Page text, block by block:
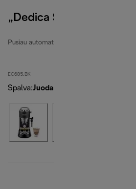
„Dedica Style“
Pusiau automatiniai kavos aparatai „Dedica“
EC685.BK
Spalva:Juoda